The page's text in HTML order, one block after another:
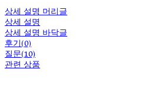
상세 설명 머리글
상세 설명
상세 설명 바닥글
후기(0)
질문(10)
관련 상품